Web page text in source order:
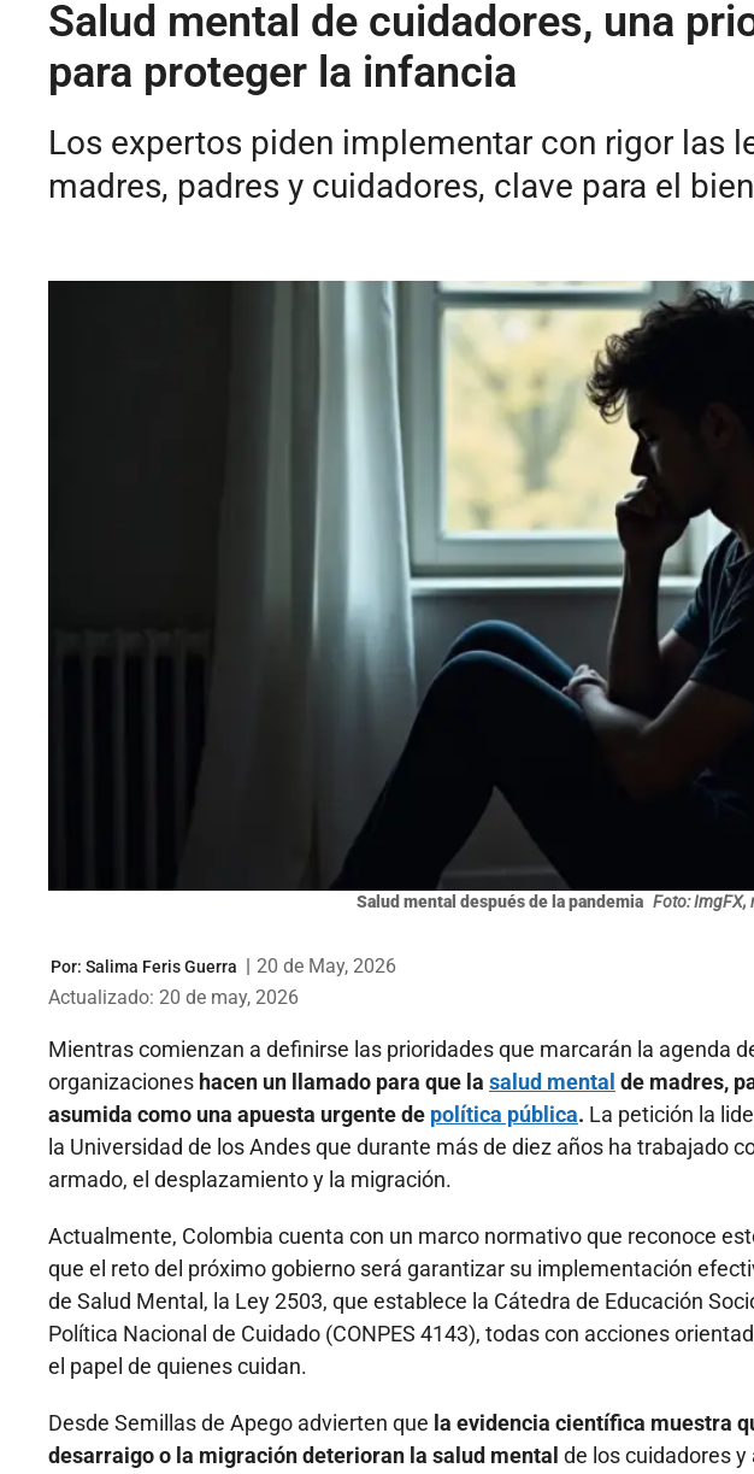
Salud mental de cuidadores, una
para proteger la infancia
Los expertos piden implementar con rigor las
madres, padres y cuidadores, clave para el
Salud mental después de la pandemia Foto: ImgFX,
Por: Salima Feris Guerra | 20 de May, 2026
Actualizado: 20 de may, 2026
Mientras comienzan a definirse las prioridades que marcarán la agenda
organizaciones hacen un llamado para que la salud mental de madres,
asumida como una apuesta urgente de política pública. La petición la
la Universidad de los Andes que durante más de diez años ha trabajado
armado, el desplazamiento y la migración.
Actualmente, Colombia cuenta con un marco normativo que reconoce
que el reto del próximo gobierno será garantizar su implementación
de Salud Mental, la Ley 2503, que establece la Cátedra de Educación
Política Nacional de Cuidado (CONPES 4143), todas con acciones
el papel de quienes cuidan.
Desde Semillas de Apego advierten que la evidencia científica muestra
desarraigo o la migración deterioran la salud mental de los cuidadores